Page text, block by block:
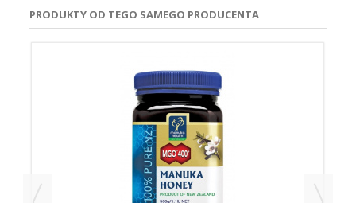
PRODUKTY OD TEGO SAMEGO PRODUCENTA